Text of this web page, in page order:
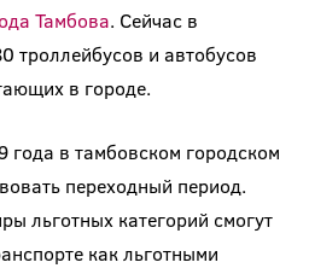
Тамбова. Сейчас в
и автобусов
в городе.
в тамбовском городском
переходный период.
льготных категорий смогут
как льготными